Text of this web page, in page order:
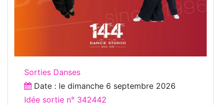
Sorties Danses
Date : le dimanche 6 septembre 2026
Idée sortie n° 342442